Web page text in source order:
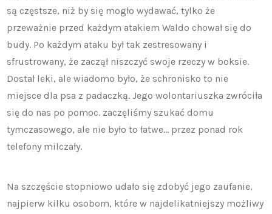
są częstsze, niż by się mogło wydawać, tylko że
przeważnie przed każdym atakiem Waldo chował się do
budy. Po każdym ataku był tak zestresowany i
sfrustrowany, że zaczął niszczyć swoje rzeczy w boksie.
Dostał leki, ale wiadomo było, że schronisko to nie
miejsce dla psa z padaczką. Jego wolontariuszka zwróciła
się do nas po pomoc. zaczęliśmy szukać domu
tymczasowego, ale nie było to łatwe… przez ponad rok
telefony milczały.
Na szczęście stopniowo udało się zdobyć jego zaufanie,
najpierw kilku osobom, które w najdelikatniejszy możliwy